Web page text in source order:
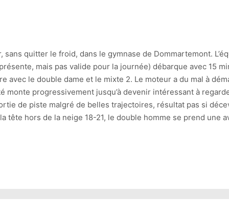
quitter le froid, dans le gymnase de Dommartemont.
mais pas valide pour la journée) débarque avec 15
le double dame et le mixte 2. Le moteur a du mal à
monte progressivement jusqu’à devenir intéressant à
de piste malgré de belles trajectoires, résultat pas si
tête hors de la neige 18-21, le double homme se prend une